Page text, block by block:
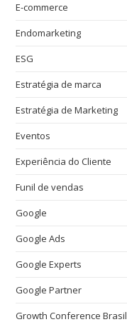
E-commerce
Endomarketing
ESG
Estratégia de marca
Estratégia de Marketing
Eventos
Experiência do Cliente
Funil de vendas
Google
Google Ads
Google Experts
Google Partner
Growth Conference Brasil